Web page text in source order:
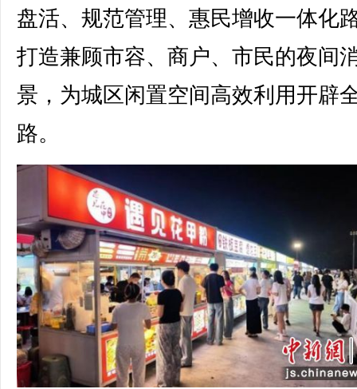
盘活、规范管理、惠民增收一体化
打造兼顾市容、商户、市民的夜间
景，为城区闲置空间高效利用开辟
路。